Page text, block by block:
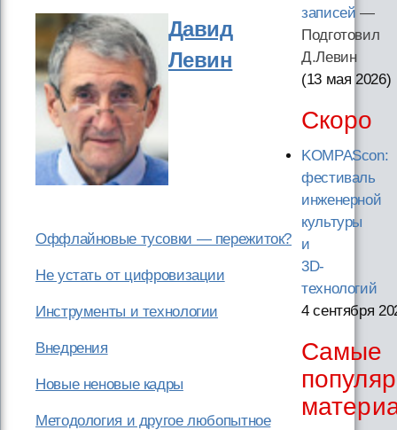
Давид
Левин
Оффлайновые тусовки — пережиток?
Не устать от цифровизации
Инструменты и технологии
Внедрения
Новые неновые кадры
Методология и другое любопытное
записей —
Подготовил
Д.Левин
(13 мая 2026)
Скоро
KOMPAScon:
фестиваль
инженерной
культуры
и
3D-
технологий
4 сентября
Самые